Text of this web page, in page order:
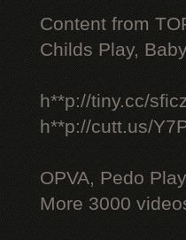
Content from
Childs Play,
h**p://tiny.cc/
h**p://cutt.us/
OPVA, Pedo
More 3000